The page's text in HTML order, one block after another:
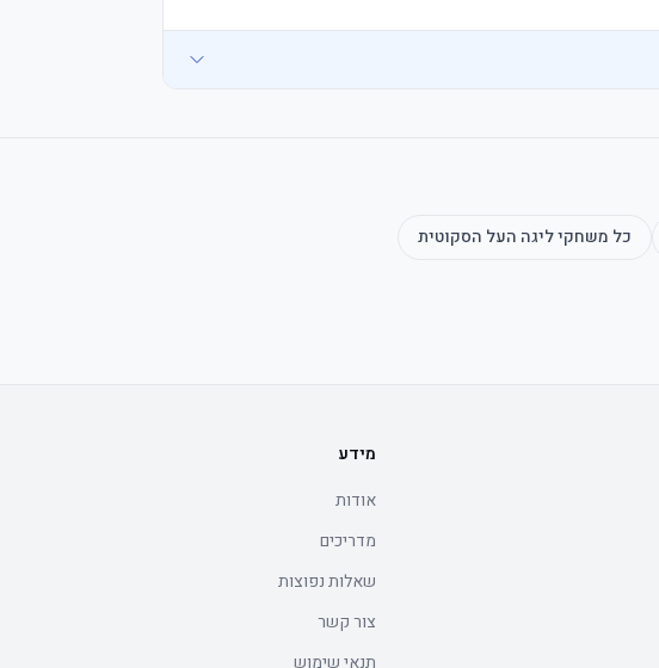
כל משחקיליגה העל הסקוטית
מידע
אודות
מדריכים
שאלות נפוצות
צור קשר
תנאי שימוש